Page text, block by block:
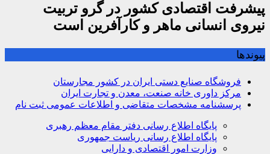
پیشرفت اقتصادی کشور در گرو تربیت
نیروی انسانی ماهر و کارآفرین است
پیوندها
فروشگاه صنایع دستی ایران در کشور مجارستان
مرکز داوری خانه صنعت، معدن و تجارت ایران
پرسشنامه مشخصات متقاضی و اطلاعات عمومی ثبت نام
پایگاه اطلاع رسانی دفتر مقام معظم رهبری
پایگاه اطلاع رسانی ریاست جمهوری
وزارت امور اقتصادی و دارایی